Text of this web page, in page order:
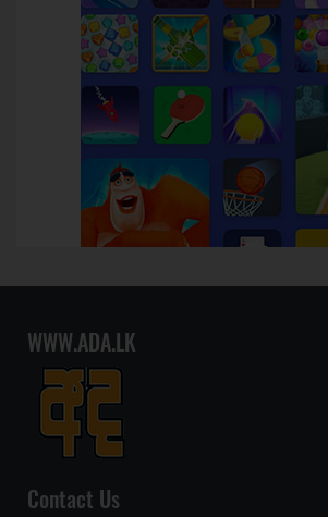
WWW.ADA.LK
Contact Us